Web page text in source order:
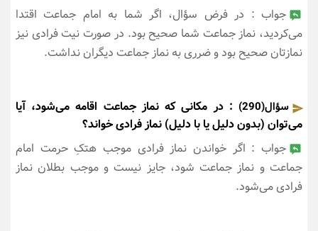
جواب : در فرض سؤال، اگر شما به امام جماعت اقتدا
می‌کردید، نماز جماعت شما صحیح بود. در صورت نیت فرادی نیز
نمازتان صحیح بود و ضرری به نماز جماعت دیگران نداشت.
سؤال(290)
: در مکانی که نماز جماعت اقامه می‌شود، آیا
می‌توان (بدون دلیل یا با دلیل) نماز فرادی خواند؟
جواب : اگر خواندن نماز فرادی موجب هتکِ حرمت امام
جماعت و نماز جماعت شود، جایز نیست و موجب بطلان نماز
فرادی می‌شود.